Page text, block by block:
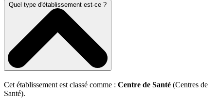
Quel type d'établissement est-ce ?
Cet établissement est classé comme : Centre de Santé (Centres de
Santé).